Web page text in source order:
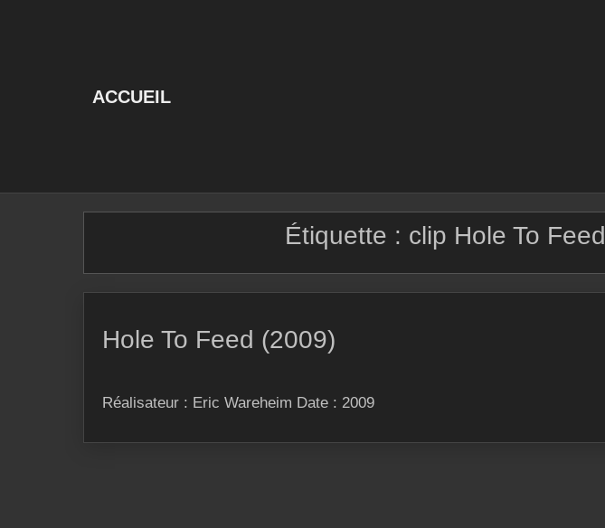
ACCUEIL
Étiquette : clip Hole To Feed
Hole To Feed (2009)
Réalisateur : Eric Wareheim Date : 2009